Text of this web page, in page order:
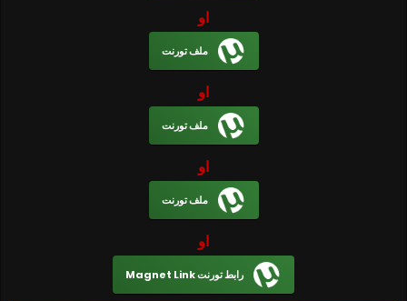
او
ملف تورنت
او
ملف تورنت
او
ملف تورنت
او
رابط تورنت Magnet Link